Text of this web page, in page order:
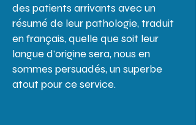
des patients arrivants avec un
résumé de leur pathologie, traduit
en français, quelle que soit leur
langue d'origine sera, nous en
sommes persuadés, un superbe
atout pour ce service.